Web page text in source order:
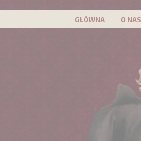
GŁÓWNA O NAS